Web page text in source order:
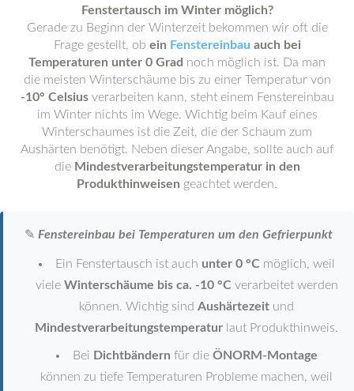
Fenstertausch im Winter möglich?
Gerade zu Beginn der Winterzeit bekommen wir oft die
Frage gestellt, ob ein Fenstereinbau auch bei
Temperaturen unter 0 Grad noch möglich ist. Da man
die meisten Winterschäume bis zu einer Temperatur von
-10° Celsiusverarbeiten kann, steht einem Fenstereinbau
im Winter nichts im Wege. Wichtig beim Kauf eines
Winterschaumes ist die Zeit, die der Schaum zum
Aushärten benötigt. Neben dieser Angabe, sollte auch auf
die Mindestverarbeitungstemperatur in den
Produkthinweisen geachtet werden.
✎ Fenstereinbau bei Temperaturen um den Gefrierpunkt
Ein Fenstertausch ist auch unter 0 °C möglich, weil
viele Winterschäume bis ca. -10 °C verarbeitet werden
können. Wichtig sind Aushärtezeit und
Mindestverarbeitungstemperatur laut Produkthinweis.
Bei Dichtbändern für die ÖNORM-Montage
können zu tiefe Temperaturen Probleme machen, weil